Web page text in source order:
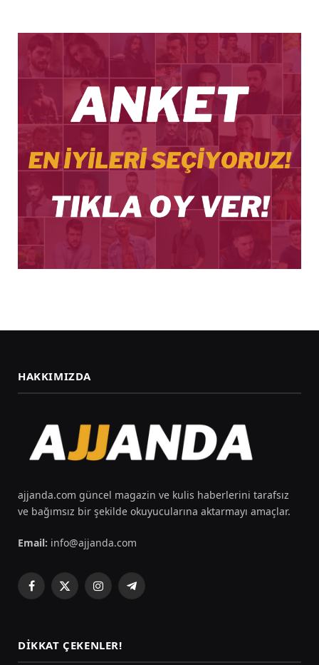
HAKKIMIZDA
ajjanda.com güncel magazin ve kulis haberlerini tarafsız
ve bağımsız bir şekilde okuyucularına aktarmayı amaçlar.
Email: info@ajjanda.com
Facebook
X
InstagramTelegram
DIKKAT ÇEKENLER!